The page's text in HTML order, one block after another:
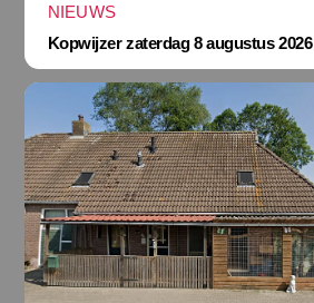
NIEUWS
Kopwijzer zaterdag 8 augustus 2026